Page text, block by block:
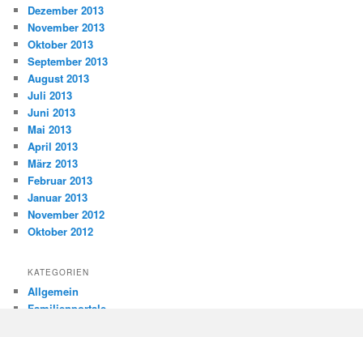
Dezember 2013
November 2013
Oktober 2013
September 2013
August 2013
Juli 2013
Juni 2013
Mai 2013
April 2013
März 2013
Februar 2013
Januar 2013
November 2012
Oktober 2012
KATEGORIEN
Allgemein
Familienportale